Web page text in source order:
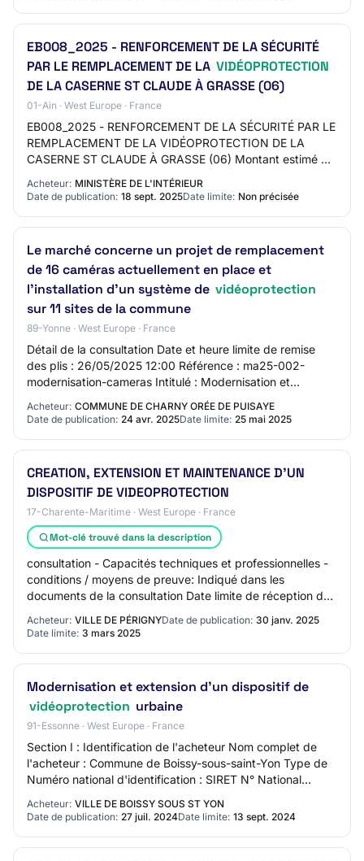
EB008_2025 - RENFORCEMENT DE LA SÉCURITÉ
PAR LE REMPLACEMENT DE LA VIDÉOPROTECTION
DE LA CASERNE ST CLAUDE À GRASSE (06)
01-Ain · West Europe · France
EB008_2025 - RENFORCEMENT DE LA SÉCURITÉ PAR LE
REMPLACEMENT DE LA VIDÉOPROTECTION DE LA
CASERNE ST CLAUDE À GRASSE (06) Montant estimé du
marché: 50000 EURO Date cible de publication (Attention
: Da…
Acheteur: MINISTÈRE DE L'INTÉRIEUR
Date de publication: 18 sept. 2025Date limite: Non précisée
Le marché concerne un projet de remplacement
de 16 caméras actuellement en place et
l'installation d'un système de vidéoprotection
sur 11 sites de la commune
89-Yonne · West Europe · France
Détail de la consultation Date et heure limite de remise
des plis : 26/05/2025 12:00 Référence : ma25-002-
modernisation-cameras Intitulé : Modernisation et
extension du parc de vidéo surveillance de…
Acheteur: COMMUNE DE CHARNY ORÉE DE PUISAYE
Date de publication: 24 avr. 2025Date limite: 25 mai 2025
CREATION, EXTENSION ET MAINTENANCE D'UN
DISPOSITIF DE VIDEOPROTECTION
17-Charente-Maritime · West Europe · France
Mot-clé trouvé dans la description
consultation - Capacités techniques et professionnelles -
conditions / moyens de preuve: Indiqué dans les
documents de la consultation Date limite de réception des
plis: lundi, 3 mars 2025 à 00:00:00…
Acheteur: VILLE DE PÉRIGNYDate de publication: 30 janv. 2025
Date limite: 3 mars 2025
Modernisation et extension d'un dispositif de
vidéoprotection urbaine
91-Essonne · West Europe · France
Section I : Identification de l'acheteur Nom complet de
l'acheteur : Commune de Boissy-sous-saint-Yon Type de
Numéro national d'identification : SIRET N° National
Acheteur: VILLE DE BOISSY SOUS ST YON
Date de publication: 27 juil. 2024Date limite: 13 sept. 2024